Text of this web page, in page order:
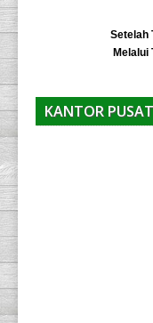
Setelah
Melalui
KANTOR PUSAT